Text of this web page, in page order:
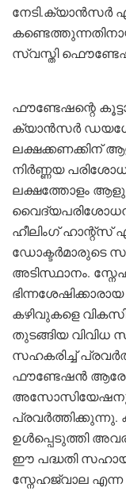
നേടി.ക്യാന്‍സര്‍
സ്വസ്തി
ഫൗണ്ടേഷന്റെ
ക്യാന്‍സര്‍
നിര്‍ണ്ണയ
ലക്ഷത്തോളം
ഹീലിംഗ് ഹാന്റ്സ്
ഡോക്ടര്‍മാരുടെ
അടിസ്ഥാനം.
കഴിവുകളെ
തുടങ്ങിയ വിവിധ
സഹകരിച്ച്
ഫൗണ്ടേഷൻ
അസോസിയേഷനും
പ്രവർത്തിക്കുന്നു.
ഉള്‍പ്പെടുത്തി
ഈ പദ്ധതി
സ്നേഹജ്വാല